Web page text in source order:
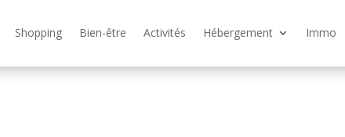
Shopping Bien-être Activités Hébergement Immo